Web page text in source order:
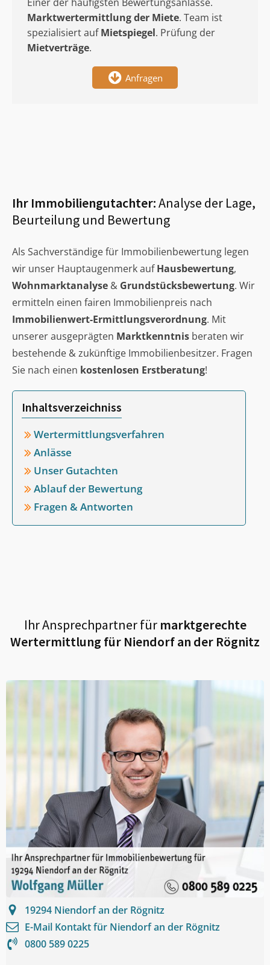
Marktwertermittlungder Miete. Team ist
spezialisiert aufMietspiegel. Prüfung der
Mietverträge.
Anfragen
Ihr Immobiliengutachter:Analyse der Lage,
Beurteilung und Bewertung
Als Sachverständige für Immobilienbewertung legen
wir unser Hauptaugenmerk aufHausbewertung,
Wohnmarktanalyse & Grundstücksbewertung. Wir
ermitteln einen fairen Immobilienpreis nach
Immobilienwert-Ermittlungsverordnung. Mit
unserer ausgeprägten Marktkenntnis beraten wir
bestehende & zukünftige Immobilienbesitzer. Fragen
Sie nach einen kostenlosen Erstberatung!
Inhaltsverzeichniss
Wertermittlungsverfahren
Anlässe
Unser Gutachten
Ablauf der Bewertung
Fragen & Antworten
Ihr Ansprechpartner fürmarktgerechte
Wertermittlung für Niendorf an der Rögnitz
19294 Niendorf an der Rögnitz
E-Mail Kontakt für Niendorf an der Rögnitz
0800 589 0225